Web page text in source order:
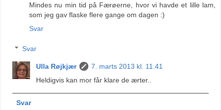
Mindes nu min tid på Færøerne, hvor vi havde et lille lam,
som jeg gav flaske flere gange om dagen :)
Svar
Svar
Ulla Røjkjær
7. marts 2013 kl. 11.41
Heldigvis kan mor får klare de ærter..
Svar